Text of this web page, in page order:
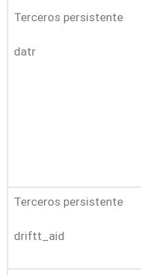
Terceros persistente
datr
Terceros persistente
driftt_aid